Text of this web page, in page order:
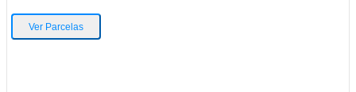
Ver Parcelas